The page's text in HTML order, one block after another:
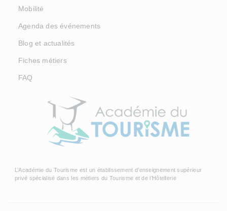
Mobilité
Agenda des événements
Blog et actualités
Fiches métiers
FAQ
L’Académie du Tourisme est un établissement d’enseignement supérieur
privé spécialisé dans les métiers du Tourisme et de l’Hôtellerie